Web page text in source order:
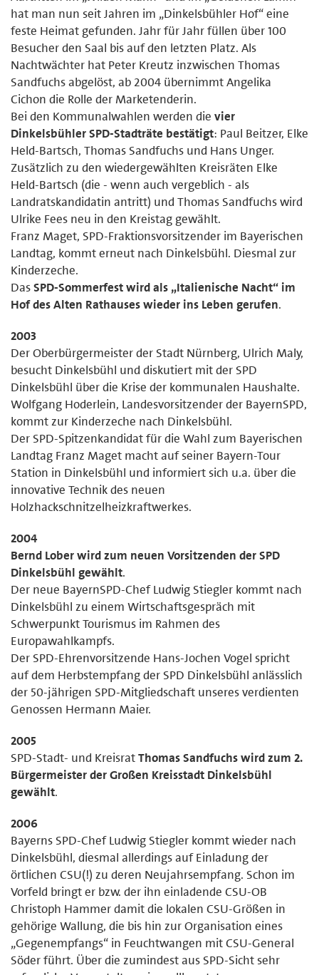
hat man nun seit Jahren im „Dinkelsbühler Hof“ eine
feste Heimat gefunden. Jahr für Jahr füllen über 100
Besucher den Saal bis auf den letzten Platz. Als
Nachtwächter hat Peter Kreutz inzwischen Thomas
Sandfuchs abgelöst, ab 2004 übernimmt Angelika
Cichon die Rolle der Marketenderin.
Bei den Kommunalwahlen werden die vier
Dinkelsbühler SPD-Stadträte bestätigt: Paul Beitzer, Elke
Held-Bartsch, Thomas Sandfuchs und Hans Unger.
Zusätzlich zu den wiedergewählten Kreisräten Elke
Held-Bartsch (die - wenn auch vergeblich - als
Landratskandidatin antritt) und Thomas Sandfuchs wird
Ulrike Fees neu in den Kreistag gewählt.
Franz Maget, SPD-Fraktionsvorsitzender im Bayerischen
Landtag, kommt erneut nach Dinkelsbühl. Diesmal zur
Kinderzeche.
DasSPD-Sommerfest wird als „Italienische Nacht“ im
Hof des Alten Rathauses wieder ins Leben gerufen.
2003
Der Oberbürgermeister der Stadt Nürnberg, Ulrich Maly,
besucht Dinkelsbühl und diskutiert mit der SPD
Dinkelsbühl über die Krise der kommunalen Haushalte.
Wolfgang Hoderlein, Landesvorsitzender der BayernSPD,
kommt zur Kinderzeche nach Dinkelsbühl.
Der SPD-Spitzenkandidat für die Wahl zum Bayerischen
Landtag Franz Maget macht auf seiner Bayern-Tour
Station in Dinkelsbühl und informiert sich u.a. über die
innovative Technik des neuen
Holzhackschnitzelheizkraftwerkes.
2004
Bernd Lober wird zum neuen Vorsitzenden der SPD
Dinkelsbühl gewählt.
Der neue BayernSPD-Chef Ludwig Stiegler kommt nach
Dinkelsbühl zu einem Wirtschaftsgespräch mit
Schwerpunkt Tourismus im Rahmen des
Europawahlkampfs.
Der SPD-Ehrenvorsitzende Hans-Jochen Vogel spricht
auf dem Herbstempfang der SPD Dinkelsbühl anlässlich
der 50-jährigen SPD-Mitgliedschaft unseres verdienten
Genossen Hermann Maier.
2005
SPD-Stadt- und KreisratThomas Sandfuchs wird zum 2.
Bürgermeister der Großen Kreisstadt Dinkelsbühl
gewählt.
2006
Bayerns SPD-Chef Ludwig Stiegler kommt wieder nach
Dinkelsbühl, diesmal allerdings auf Einladung der
örtlichen CSU(!) zu deren Neujahrsempfang. Schon im
Vorfeld bringt er bzw. der ihn einladende CSU-OB
Christoph Hammer damit die lokalen CSU-Größen in
gehörige Wallung, die bis hin zur Organisation eines
„Gegenempfangs“ in Feuchtwangen mit CSU-General
Söder führt. Über die zumindest aus SPD-Sicht sehr